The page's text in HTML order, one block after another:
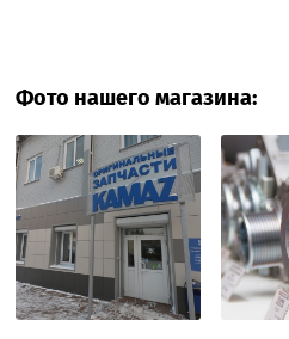
Фото нашего магазина: